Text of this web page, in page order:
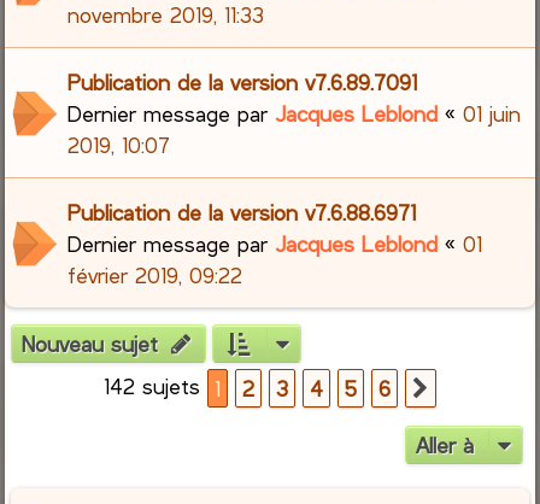
novembre 2019, 11:33
Publication de la version v7.6.89.7091
Dernier message parJacques Leblond «01 juin
2019, 10:07
Publication de la version v7.6.88.6971
Dernier message parJacques Leblond «01
février 2019, 09:22
Nouveau sujet
142 sujets
1 2 3 4 5 6
Aller à